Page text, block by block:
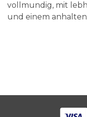
vollmundig, mit
und einem